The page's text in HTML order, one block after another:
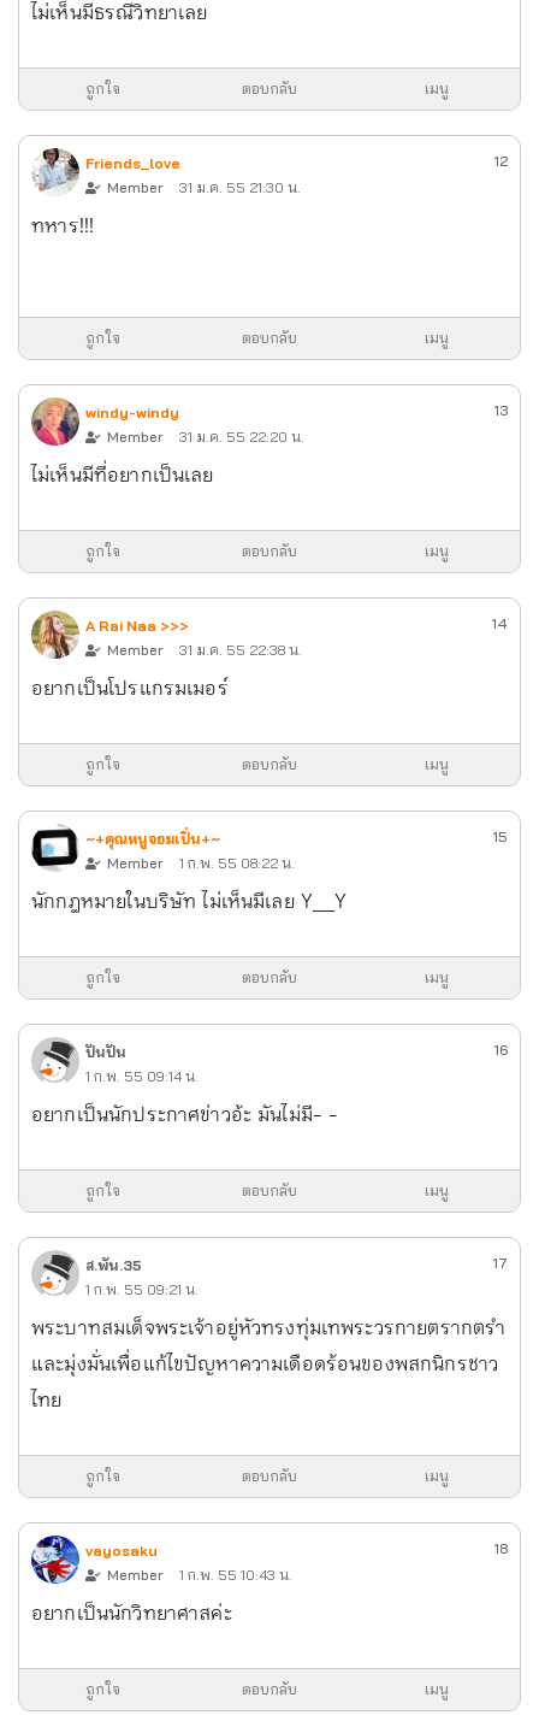
ไม่เห็นมีธรณีวิทยาเลย
ถูกใจ ตอบกลับ เมนู
Friends_love
Member
31 ม.ค. 55 21:30 น.
12
ทหาร!!!
ถูกใจ ตอบกลับ เมนู
windy-windy
Member
31 ม.ค. 55 22:20 น.
13
ไม่เห็นมีที่อยากเป็นเลย
ถูกใจ ตอบกลับ เมนู
A Rai Naa >>>
Member
31 ม.ค. 55 22:38 น.
14
อยากเป็นโปรแกรมเมอร์
ถูกใจ ตอบกลับ เมนู
~+คุณหนูจอมเปิ่น+~
Member
1 ก.พ. 55 08:22 น.
15
นักกฎหมายในบริษัท ไม่เห็นมีเลย Y__Y
ถูกใจ ตอบกลับ เมนู
ปันปัน
1 ก.พ. 55 09:14 น.
16
อยากเป็นนักประกาศข่าวอ้ะ มันไม่มี- -
ถูกใจ ตอบกลับ เมนู
ส.พัน.35
1 ก.พ. 55 09:21 น.
17
พระบาทสมเด็จพระเจ้าอยู่หัวทรงทุ่มเทพระวรกายตรากตรำ
และมุ่งมั่นเพื่อแก้ไขปัญหาความเดือดร้อนของพสกนิกรชาว
ไทย
ถูกใจ ตอบกลับ เมนู
vayosaku
Member
1 ก.พ. 55 10:43 น.
18
อยากเป็นนักวิทยาศาสค่ะ
ถูกใจ ตอบกลับ เมนู